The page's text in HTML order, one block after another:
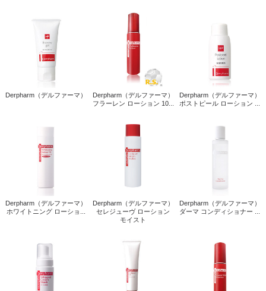
Derpharm（デルファーマ）
Derpharm（デルファーマ）
フラーレン ローション 10...
Derpharm（デルファーマ）
ポストピール ローション ...
Derpharm（デルファーマ）
ホワイトニング ローショ...
Derpharm（デルファーマ）
セレジューヴ ローション
モイスト
Derpharm（デルファーマ）
ダーマ コンディショナー ...